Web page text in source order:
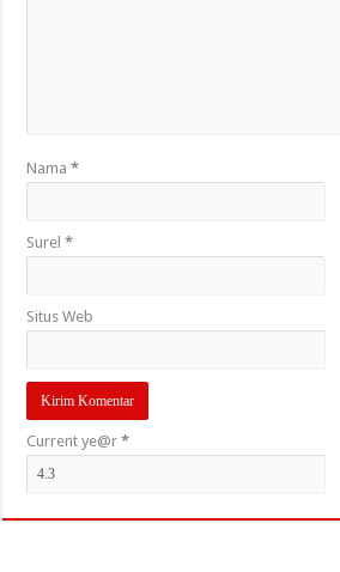
Nama*
Surel*
Situs Web
Current ye@r*